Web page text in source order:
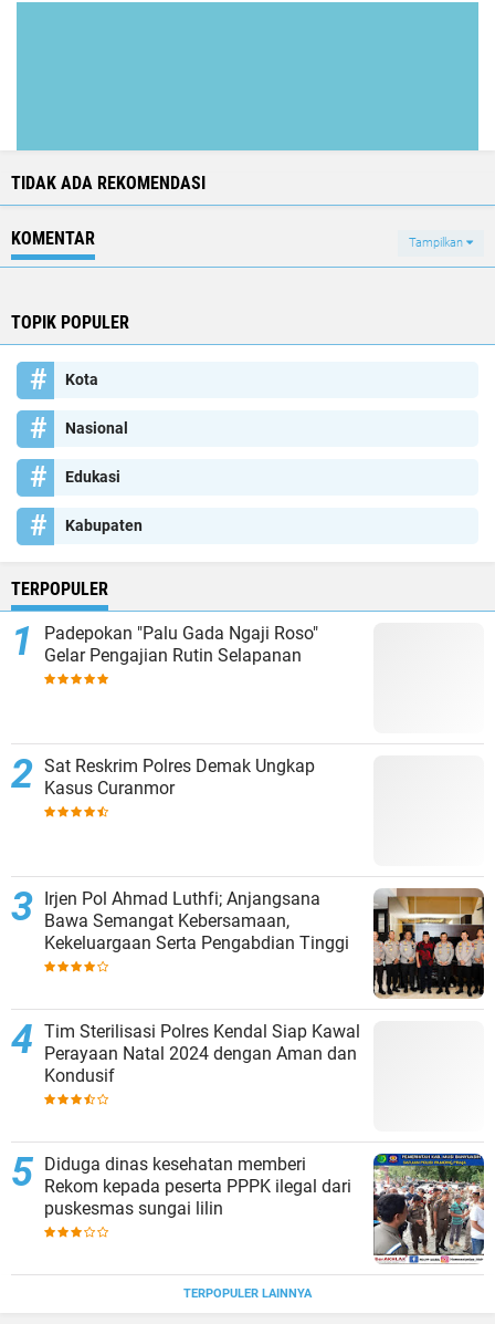
TIDAK ADA REKOMENDASI
KOMENTAR Tampilkan
TOPIK POPULER
Kota
Nasional
Edukasi
Kabupaten
TERPOPULER
Padepokan "Palu Gada Ngaji Roso"
Gelar Pengajian Rutin Selapanan
Sat Reskrim Polres Demak Ungkap
Kasus Curanmor
Irjen Pol Ahmad Luthfi; Anjangsana
Bawa Semangat Kebersamaan,
Kekeluargaan Serta Pengabdian Tinggi
Tim Sterilisasi Polres Kendal Siap Kawal
Perayaan Natal 2024 dengan Aman dan
Kondusif
Diduga dinas kesehatan memberi
Rekom kepada peserta PPPK ilegal dari
puskesmas sungai lilin
TERPOPULER LAINNYA